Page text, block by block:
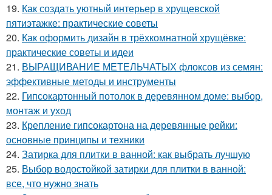
19. Как создать уютный интерьер в хрущевской
пятиэтажке: практические советы
20. Как оформить дизайн в трёхкомнатной хрущёвке:
практические советы и идеи
21. ВЫРАЩИВАНИЕ МЕТЕЛЬЧАТЫХ флоксов из семян:
эффективные методы и инструменты
22. Гипсокартонный потолок в деревянном доме: выбор,
монтаж и уход
23. Крепление гипсокартона на деревянные рейки:
основные принципы и техники
24. Затирка для плитки в ванной: как выбрать лучшую
25. Выбор водостойкой затирки для плитки в ванной:
все, что нужно знать